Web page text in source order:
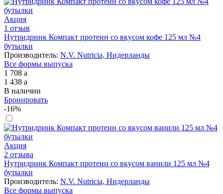
Акция
1 отзыв
Нутридринк Компакт протеин со вкусом кофе 125 мл №4
бутылки
Производитель: N.V. Nutricia, Нидерланды
Все формы выпуска
1 708 a
1 438 a
В наличии
Бронировать
-16%
Акция
2 отзыва
Нутридринк Компакт протеин со вкусом ванили 125 мл №4
бутылки
Производитель: N.V. Nutricia, Нидерланды
Все формы выпуска